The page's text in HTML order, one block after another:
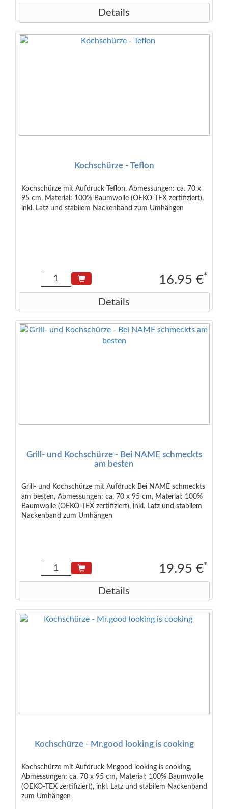
Details
Kochschürze - Teflon
Kochschürze mit Aufdruck Teflon, Abmessungen: ca. 70 x
95 cm, Material: 100% Baumwolle (OEKO-TEX zertifiziert),
inkl. Latz und stabilem Nackenband zum Umhängen
16.95 €*
Details
Grill- und Kochschürze - Bei NAME schmeckts
am besten
Grill- und Kochschürze mit Aufdruck Bei NAME schmeckts
am besten, Abmessungen: ca. 70 x 95 cm, Material: 100%
Baumwolle (OEKO-TEX zertifiziert), inkl. Latz und stabilem
Nackenband zum Umhängen
19.95 €*
Details
Kochschürze - Mr.good looking is cooking
Kochschürze mit Aufdruck Mr.good looking is cooking,
Abmessungen: ca. 70 x 95 cm, Material: 100% Baumwolle
(OEKO-TEX zertifiziert), inkl. Latz und stabilem Nackenband
zum Umhängen